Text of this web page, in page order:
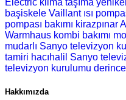
başiskele Vaillant ısı
pompası bakımı kirazpınar
Warmhaus kombi bakımı
mudarlı Sanyo televizyon
tamiri hacıhalil Sanyo
televizyon kurulumu
Hakkımızda